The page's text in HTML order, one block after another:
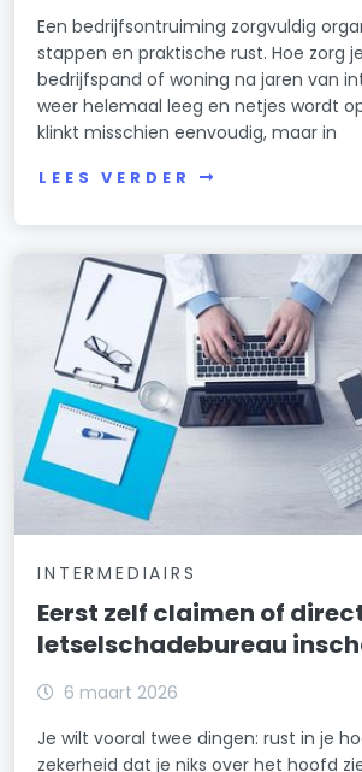
Een bedrijfsontruiming zorgvuldig
stappen en praktische rust. Hoe zorg
bedrijfspand of woning na jaren van
weer helemaal leeg en netjes wordt
klinkt misschien eenvoudig, maar in
LEES VERDER
INTERMEDIAIRS
Eerst zelf claimen of
letselschadebureau
6 maart 2026
Je wilt vooral twee dingen: rust in je
zekerheid dat je niks over het hoofd